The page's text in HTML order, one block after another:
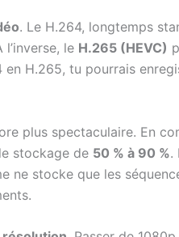
. Le H.264, longtemps
le H.265 (HEVC)
H.265, tu pourrais
plus spectaculaire. En
stockage de 50 % à 90 %.
ne stocke que les